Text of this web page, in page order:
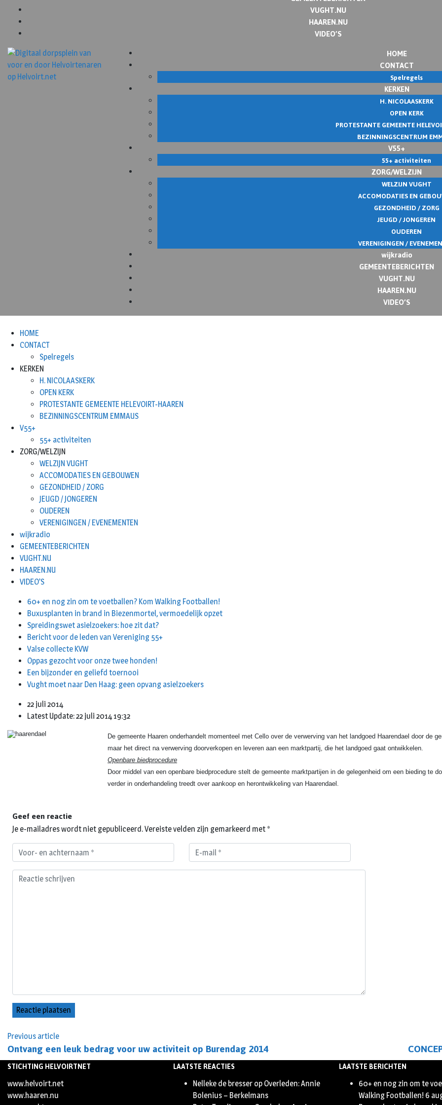
VUGHT.NU
HAAREN.NU
VIDEO’S
HOME
CONTACT
Spelregels
KERKEN
H. NICOLAASKERK
OPEN KERK
PROTESTANTE GEMEENTE
BEZINNINGSCENTRUM
V55+
55+ activiteiten
ZORG/WELZIJN
WELZIJN VUGHT
ACCOMODATIES EN
GEZONDHEID / ZORG
JEUGD / JONGEREN
OUDEREN
VERENIGINGEN /
wijkradio
GEMEENTEBERICHTEN
VUGHT.NU
HAAREN.NU
VIDEO’S
HOME
CONTACT
Spelregels
KERKEN
H. NICOLAASKERK
OPEN KERK
PROTESTANTE GEMEENTE HELEVOIRT-HAAREN
BEZINNINGSCENTRUM EMMAUS
V55+
55+ activiteiten
ZORG/WELZIJN
WELZIJN VUGHT
ACCOMODATIES EN GEBOUWEN
GEZONDHEID / ZORG
JEUGD / JONGEREN
OUDEREN
VERENIGINGEN / EVENEMENTEN
wijkradio
GEMEENTEBERICHTEN
VUGHT.NU
HAAREN.NU
VIDEO’S
60+ en nog zin om te voetballen? Kom Walking Footballen!
Buxusplanten in brand in Biezenmortel, vermoedelijk opzet
Spreidingswet asielzoekers: hoe zit dat?
Bericht voor de leden van Vereniging 55+
Valse collecte KVW
Oppas gezocht voor onze twee honden!
Een bijzonder en geliefd toernooi
Vught moet naar Den Haag: geen opvang asielzoekers
22 juli 2014
Latest Update: 22 juli 2014 19:32
De gemeente Haaren onderhandelt momenteel met Cello over de verwerving van het landgoed Haarendael door de
maar het direct na verwerving doorverkopen en leveren aan een marktpartij, die het landgoed gaat ontwikkelen.
Openbare biedprocedure
Door middel van een openbare biedprocedure stelt de gemeente marktpartijen in de gelegenheid om een bieding te
verder in onderhandeling treedt over aankoop en herontwikkeling van Haarendael.
Previous article
Ontvang een leuk bedrag voor uw activiteit op Burendag 2014
Geef een reactie
Je e-mailadres wordt niet gepubliceerd.Vereiste velden zijn gemarkeerd met *
STICHTING HELVOIRTNET
www.helvoirt.net
www.haaren.nu
LAATSTE REACTIES
Nelleke de bresser op Overleden: Annie
Bolenius – Berkelmans
LAATSTE BERICHTEN
60+ en nog zin om te
Walking Footballen! 6